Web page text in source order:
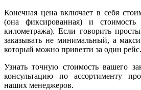
Конечная цена включает в себя
(она фиксированная) и стоимость
километража). Если говорить
заказывать не минимальный, а
который можно привезти за один рейс.
Узнать точную стоимость вашего
консультацию по ассортименту
наших менеджеров.